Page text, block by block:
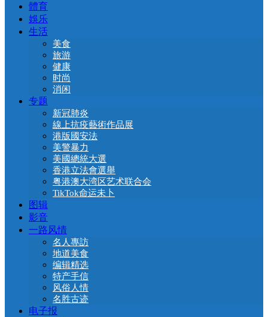
體育
娛乐
生活
美食
旅游
健康
时尚
消闲
专题
新冠肺炎
線上抗疫藝術作品展
港版國安法
美警暴力
美國總統大選
香港立法會選舉
粤港澳大湾区艺术联合会
TikTok命运未卜
图辑
影音
一路风情
名人專訪
地道美食
编辑精选
特产手信
风俗人情
名胜古迹
电子报